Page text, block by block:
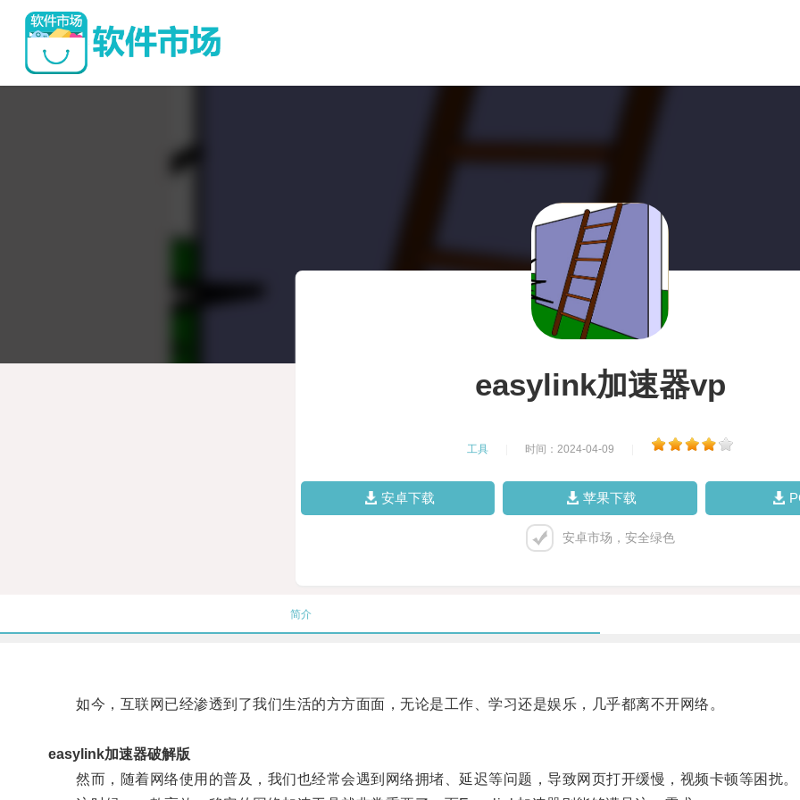
easylink加速器vp
工具 时间：2024-04-09
安卓下载 苹果下载
安卓市场，安全绿色
简介
如今，互联网已经渗透到了我们生活的方方面面，无论是工作、学习还是娱乐，几乎都离不开网络。
easylink加速器破解版
然而，随着网络使用的普及，我们也经常会遇到网络拥堵、延迟等问题，导致网页打开缓慢，视频卡顿等困扰。